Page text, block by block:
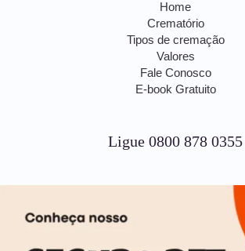
Home
Crematório
Tipos de cremação
Valores
Fale Conosco
E-book Gratuito
Ligue 0800 878 0355